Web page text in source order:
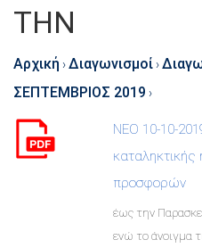
ΤΗΝ
Αρχική ›Διαγωνισμοί ›
ΣΕΠΤΕΜΒΡΙΟΣ 2019 ›
ΝΕΟ 10-10-
προσφορών
έως την
ενώ το άνοιγμα